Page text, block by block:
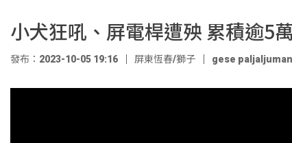
小犬狂吼、屏電桿遭殃 累積逾5
發布：2023-10-05 19:16 屏東恆春/獅子 gese paljaljuman